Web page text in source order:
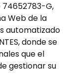
74652783-G,
Web de la
automatizado
donde se
que el
gestionar su